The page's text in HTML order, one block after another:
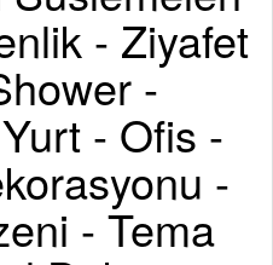
- Ziyafet
-
- Ofis -
-
- Tema